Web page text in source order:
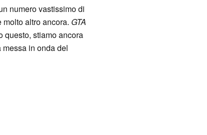
numero vastissimo di
altro ancora. GTA
questo, stiamo ancora
in onda del